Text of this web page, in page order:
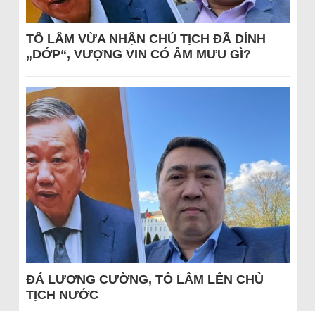
TÔ LÂM VỪA NHẬN CHỦ TỊCH ĐÃ DÍNH
„DỚP“, VƯỢNG VIN CÓ ÂM MƯU GÌ?
ĐÁ LƯƠNG CƯỜNG, TÔ LÂM LÊN CHỦ
TỊCH NƯỚC